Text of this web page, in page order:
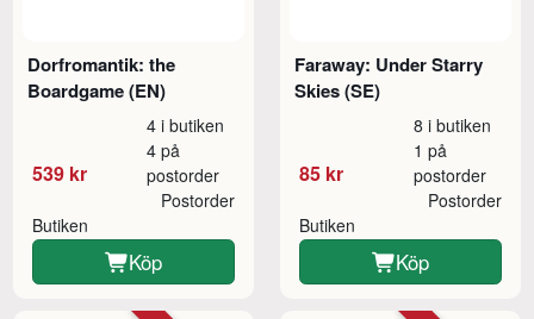
Dorfromantik: the
Boardgame (EN)
539 kr
4 i butiken
4 på
postorder
Butiken
Postorder
Köp
Faraway: Under Starry
Skies (SE)
85 kr
8 i butiken
1 på
postorder
Butiken
Postorder
Köp